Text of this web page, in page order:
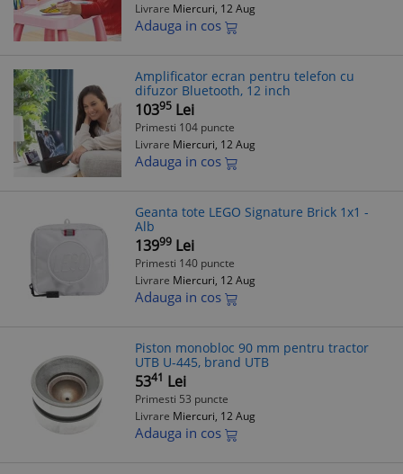
Livrare Miercuri, 12 Aug
Adauga in cos
Amplificator ecran pentru telefon cu
difuzor Bluetooth, 12 inch
10395 Lei
Primesti 104 puncte
Livrare Miercuri, 12 Aug
Adauga in cos
Geanta tote LEGO Signature Brick 1x1 -
Alb
13999 Lei
Primesti 140 puncte
Livrare Miercuri, 12 Aug
Adauga in cos
Piston monobloc 90 mm pentru tractor
UTB U-445, brand UTB
5341 Lei
Primesti 53 puncte
Livrare Miercuri, 12 Aug
Adauga in cos